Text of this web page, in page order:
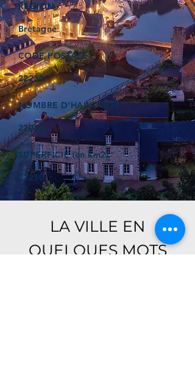
RÉGION
Bretagne
CODE POSTALE
22250
NOMBRE D'HABITANTS
22250
SUPERFICIE (en km2)
22250
LA VILLE EN
QUELQUES MOTS